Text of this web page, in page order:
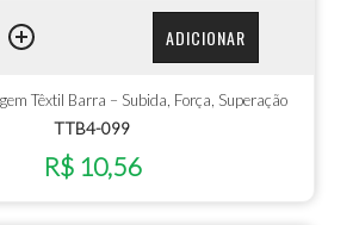
ADICIONAR
Têxtil Barra – Subida, Força, Superação
TTB4-099
R$ 10,56